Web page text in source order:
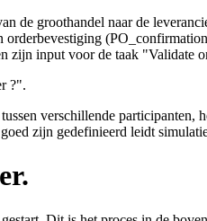
de groothandel naar de
zijn input voor de taak "Validate
?".
verschillende participanten,
zijn gedefinieerd leidt